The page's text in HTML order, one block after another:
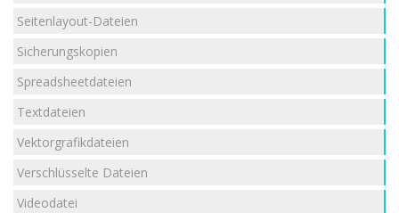
Seitenlayout-Dateien
Sicherungskopien
Spreadsheetdateien
Textdateien
Vektorgrafikdateien
Verschlüsselte Dateien
Videodatei